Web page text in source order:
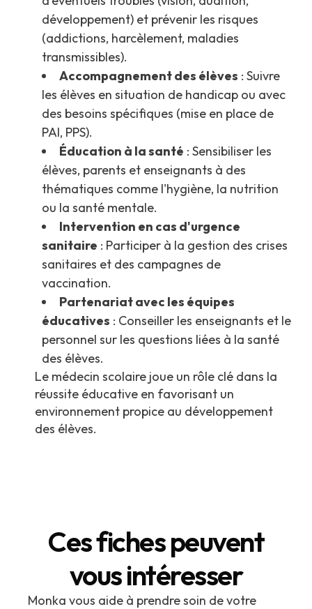
développement) et prévenir les risques
(addictions, harcèlement, maladies
transmissibles).
Accompagnement des élèves : Suivre
les élèves en situation de handicap ou avec
des besoins spécifiques (mise en place de
PAI, PPS).
Éducation à la santé : Sensibiliser les
élèves, parents et enseignants à des
thématiques comme l'hygiène, la nutrition
ou la santé mentale.
Intervention en cas d'urgence
sanitaire : Participer à la gestion des crises
sanitaires et des campagnes de
vaccination.
Partenariat avec les équipes
éducatives : Conseiller les enseignants et le
personnel sur les questions liées à la santé
des élèves.
Le médecin scolaire joue un rôle clé dans la
réussite éducative en favorisant un
environnement propice au développement
des élèves.
Ces fiches peuvent
vous intéresser
Monka vous aide à prendre soin de votre